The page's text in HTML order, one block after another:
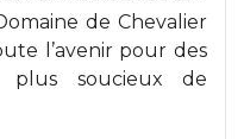
de Chevalier
l’avenir pour des
soucieux de